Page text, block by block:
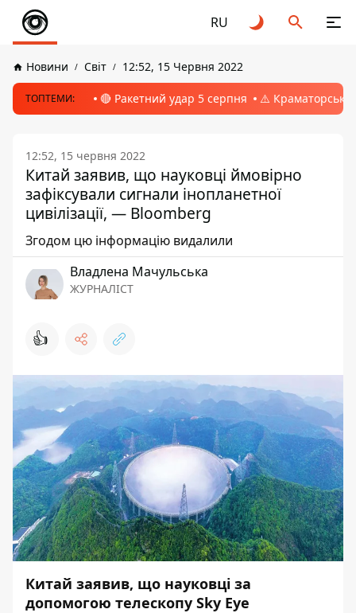
RU
Новини Світ 12:52, 15 Червня 2022
ТОПТЕМИ: 🔴 Ракетний удар 5 серпня ⚠️ Краматорськ,
12:52, 15 червня 2022
Китай заявив, що науковці ймовірно
зафіксували сигнали інопланетної
цивілізації, — Bloomberg
Згодом цю інформацію видалили
Владлена Мачульська
ЖУРНАЛІСТ
👍
Китай заявив, що науковці за
допомогою телескопу Sky Eye